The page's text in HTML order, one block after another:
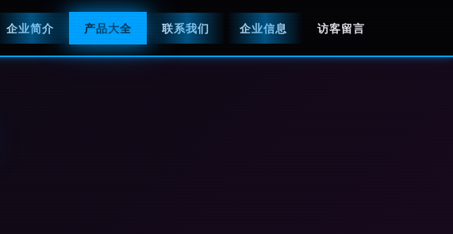
企业简介 产品大全 联系我们 企业信息 访客留言